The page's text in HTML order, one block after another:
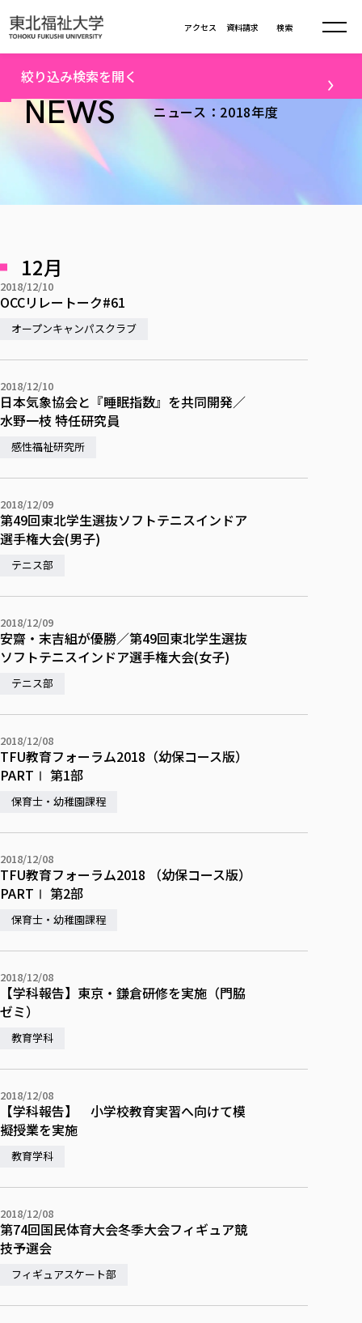
資料請求
アクセス 検索
建学の精神・教育の理念
学長室の窓
教育方針
大学の概要
大学の歩み
校歌の歴史
校章・マーク・カラー
寄附の受け入れ
関連法人
キャンパス案内
大学の取り組み
大学の取り組み
社会連携・研究
カリキュラム編成ガイドライン
本学のシラバスについて
一般事業主行動計画
公的資金等の不正使用の防止に関する基本方針
研究活動における不正行為の防止等に関する対応
大学広報誌「TFU Newsletter 東北福祉大学通信」
初年次教育（リエゾンゼミⅠ）について
リエゾンゼミ・ナビ（テキスト等）
お役立ち情報（リンク集）
ガバナンス・コード
中期事業計画
事業計画／財務・事業報告
大学評価
IR情報
学校教育法施行規則第172条の2に基づく情報公開
教職課程における情報の公表
学部・学科等設置計画履行状況報告書
情報公開規程
学部・大学院
学部・大学院TOP
総合福祉学部
社会福祉学科
福祉心理学科
共生まちづくり学部
共生まちづくり学部
教育学部
教育学科
健康科学部
保健看護学科
リハビリテーション学科
医療経営管理学科
産業福祉マネジメント学科
情報福祉マネジメント学科
大学院
大学院
総合福祉学研究科 社会福祉学専攻 修士課程
総合福祉学研究科 社会福祉学専攻 博士課程
総合福祉学研究科 福祉心理学専攻 修士課程
教育学研究科 教育学専攻 修士課程
通信制大学院 総合福祉学研究科 社会福祉学専攻 修士課程
通信制大学院 総合福祉学研究科 福祉心理学専攻 修士課程
カリキュラム（学部・大学院）
その他の就学機会
学びの特徴
ICT教育
初年次教育（リエゾンゼミⅠ）
実学臨床教育（総合福祉学部のみ履修可能）
教育実践活動（教育学科学生のみ受講可能）
禅のこころ
教員紹介・業績
授業料減免・奨学金等
宿舎の紹介
学生生活サポート
社会人学生の育児支援（一時預かり）
学生総合補償制度
入学試験
デジタルパンフ
進学相談会
オープンキャンパス
取得可能な資格・免許
東北福祉大学のキャリアサポート
東北福祉大学のキャリアサポート
東北福祉大学のキャリア教育
採用ご担当者様へ
センター長の挨拶
求人の受付について
在学生の方
在学生の方
資格取得報奨制度について
東北福祉大学求人・インターンシップ検索サイト（キャリタス
卒業生の方
在学生による訪問、情報提供へのご協力のお願い
卒業生アンケート
よくあるご質問
東北福祉大学のDNA
在学生インタビュー
課外活動
体育会・運動サークル紹介
文化会・文化系サークル紹介
大学指定団体紹介
国際交流TOP
交換留学生 Exchange students
外国人在学生
Prospective Students
学生支援センター国際交流の活動
スタッフ紹介
社会連携・研究
東北福祉大学の研究活動
東北福祉大学の研究活動
東北福祉大学の紀要・リポジトリ
東北福祉大学の紀要・リポジトリ
研究紀要
教職研究
東北福祉大学教育・教職センター特別支援教育研究年報一覧
「高齢者のフレイル予防及びデジタルデバイド解消に向けた産
高齢者施設特化型モジュラー車いす開発
学生参加 × 産学官連携 ～ 「行学一如」の実践
社会貢献・地域連携活動
社会貢献・地域連携活動
社会貢献への取り組み
伝承講座「311『伝える／備える』次世代塾」
JICA草の根技術協力事業
被災地の子ども支援活動
生涯学習・社会人講座
自治体・団体等との主な協定
研究所について
生涯教育・キャリア教育
生涯学習・社会人講座
月例TFU実学臨床研究セミナー
特別支援教育研究室
TFU教育フォーラム
同窓会
NEWS ニュース：2018年度
絞り込み検索を開く
テーマ
すべて
配信対象
すべて
高校の先生向け
地域・一般向け
保護者向け
12月
2018/12/10
OCCリレートーク#61
オープンキャンパスクラブ
2018/12/10
日本気象協会と『睡眠指数』を共同開発／
水野一枝 特任研究員
感性福祉研究所
2018/12/09
第49回東北学生選抜ソフトテニスインドア
選手権大会(男子)
テニス部
2018/12/09
安齋・末吉組が優勝／第49回東北学生選抜
ソフトテニスインドア選手権大会(女子)
テニス部
2018/12/08
TFU教育フォーラム2018（幼保コース版）
PARTⅠ 第1部
保育士・幼稚園課程
2018/12/08
TFU教育フォーラム2018 （幼保コース版）
PARTⅠ 第2部
保育士・幼稚園課程
2018/12/08
【学科報告】東京・鎌倉研修を実施（門脇
ゼミ）
教育学科
2018/12/08
【学科報告】 小学校教育実習へ向けて模
擬授業を実施
教育学科
2018/12/08
第74回国民体育大会冬季大会フィギュア競
技予選会
フィギュアスケート部